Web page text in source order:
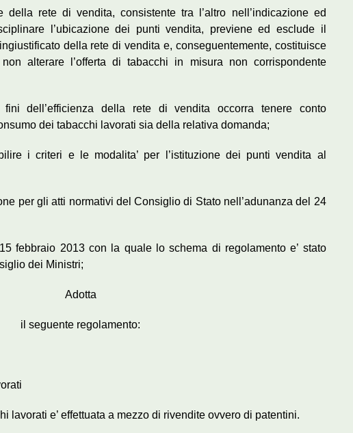
della rete di vendita, consistente tra l’altro nell’indicazione ed
l’ubicazione dei punti vendita, previene ed esclude il
della rete di vendita e, conseguentemente, costituisce
alterare l’offerta di tabacchi in misura non corrispondente
dell’efficienza della rete di vendita occorra tenere conto
dei tabacchi lavorati sia della relativa domanda;
i criteri e le modalita’ per l’istituzione dei punti vendita al
per gli atti normativi del Consiglio di Stato nell’adunanza del 24
febbraio 2013 con la quale lo schema di regolamento e’ stato
dei Ministri;
Adotta
il seguente regolamento:
lavorati e’ effettuata a mezzo di rivendite ovvero di patentini.